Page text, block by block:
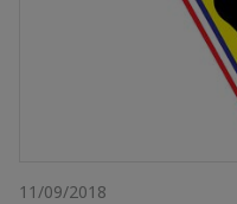
11/09/2018